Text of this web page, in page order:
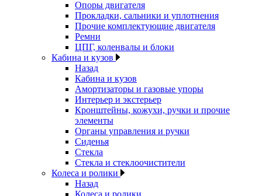
Опоры двигателя
Прокладки, сальники и уплотнения
Прочие комплектующие двигателя
Ремни
ЦПГ, коленвалы и блоки
Кабина и кузов
Назад
Кабина и кузов
Амортизаторы и газовые упоры
Интерьер и экстерьер
Кронштейны, кожухи, ручки и прочие
элементы
Органы управления и ручки
Сиденья
Стекла
Стекла и стеклоочистители
Колеса и ролики
Назад
Колеса и ролики